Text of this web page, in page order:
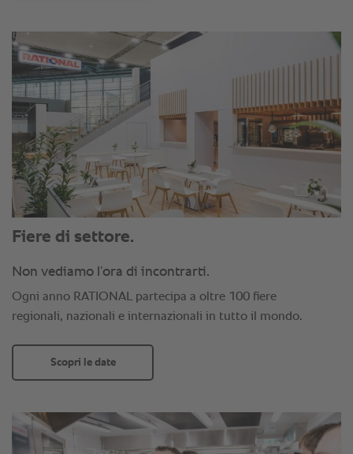
Fiere di settore.
Non vediamo l’ora di incontrarti.
Ogni anno RATIONAL partecipa a oltre 100 fiere
regionali, nazionali e internazionali in tutto il mondo.
Scopri le date